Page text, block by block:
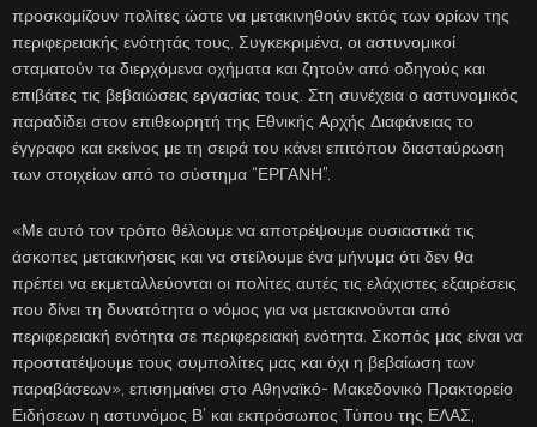
προσκομίζουν πολίτες ώστε να μετακινηθούν εκτός των ορίων της
περιφερειακής ενότητάς τους. Συγκεκριμένα, οι αστυνομικοί
σταματούν τα διερχόμενα οχήματα και ζητούν από οδηγούς και
επιβάτες τις βεβαιώσεις εργασίας τους. Στη συνέχεια ο αστυνομικός
παραδίδει στον επιθεωρητή της Εθνικής Αρχής Διαφάνειας το
έγγραφο και εκείνος με τη σειρά του κάνει επιτόπου διασταύρωση
των στοιχείων από το σύστημα “ΕΡΓΑΝΗ”.
«Με αυτό τον τρόπο θέλουμε να αποτρέψουμε ουσιαστικά τις
άσκοπες μετακινήσεις και να στείλουμε ένα μήνυμα ότι δεν θα
πρέπει να εκμεταλλεύονται οι πολίτες αυτές τις ελάχιστες εξαιρέσεις
που δίνει τη δυνατότητα ο νόμος για να μετακινούνται από
περιφερειακή ενότητα σε περιφερειακή ενότητα. Σκοπός μας είναι να
προστατέψουμε τους συμπολίτες μας και όχι η βεβαίωση των
παραβάσεων», επισημαίνει στο Αθηναϊκό- Μακεδονικό Πρακτορείο
Ειδήσεων η αστυνόμος Β’ και εκπρόσωπος Τύπου της ΕΛΑΣ,